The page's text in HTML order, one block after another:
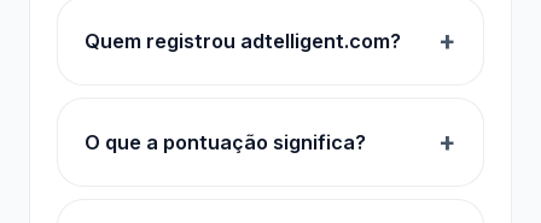
Quem registrou adtelligent.com?
O que a pontuação significa?